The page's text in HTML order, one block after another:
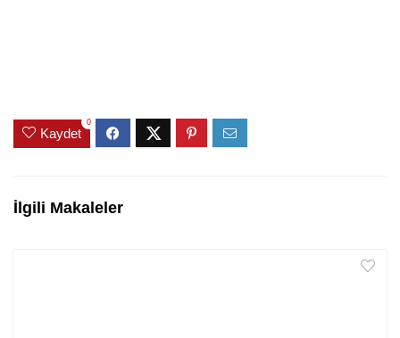
Kaydet
0
İlgili Makaleler